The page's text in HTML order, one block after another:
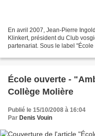
En avril 2007, Jean-Pierre
Klinkert, président du Club
partenariat. Sous le label
École ouverte -
Collège Molière
Publié le 15/10/2008 à 16:04
Par Denis Vouin